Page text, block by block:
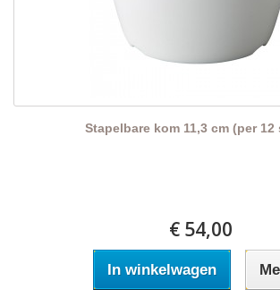
Stapelbare kom 11,3 cm (per 12
€ 54,00
In winkelwagen